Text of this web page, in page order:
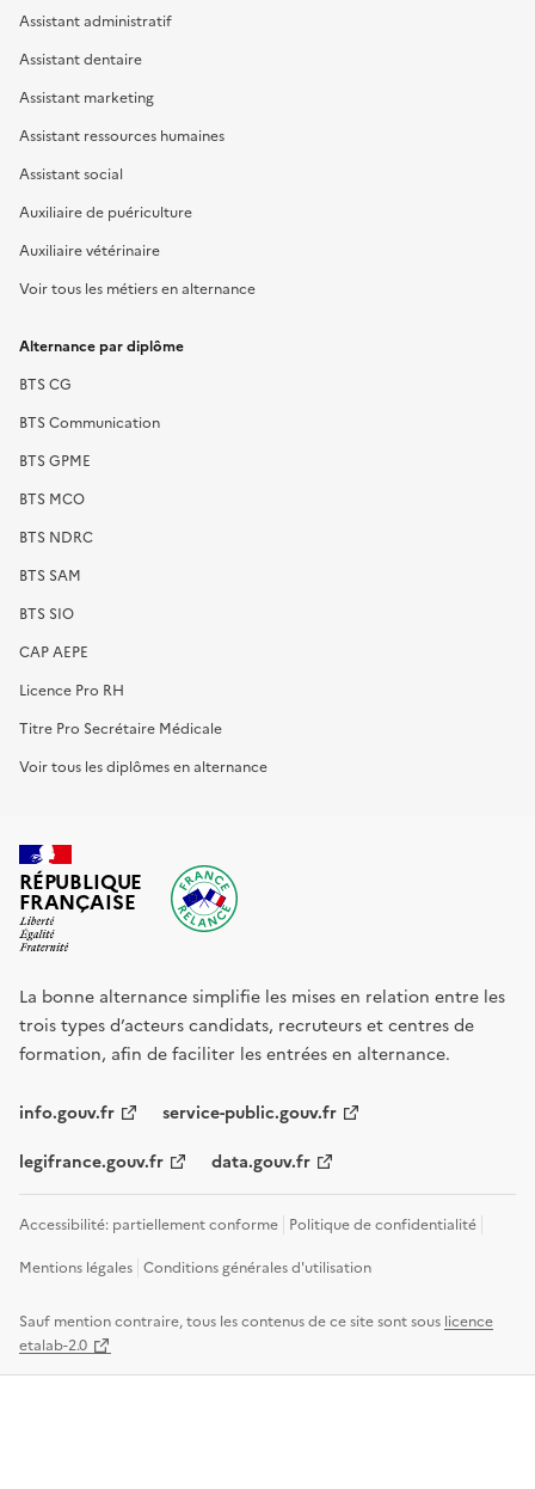
Assistant administratif
Assistant dentaire
Assistant marketing
Assistant ressources humaines
Assistant social
Auxiliaire de puériculture
Auxiliaire vétérinaire
Voir tous les métiers en alternance
Alternance par diplôme
BTS CG
BTS Communication
BTS GPME
BTS MCO
BTS NDRC
BTS SAM
BTS SIO
CAP AEPE
Licence Pro RH
Titre Pro Secrétaire Médicale
Voir tous les diplômes en alternance
RÉPUBLIQUE
FRANÇAISE
La bonne alternance simplifie les mises en relation entre les
trois types d’acteurs candidats, recruteurs et centres de
formation, afin de faciliter les entrées en alternance.
info.gouv.fr service-public.gouv.fr
legifrance.gouv.fr data.gouv.fr
Accessibilité: partiellement conforme Politique de confidentialité
Mentions légales Conditions générales d'utilisation
Sauf mention contraire, tous les contenus de ce site sont sous licence
etalab-2.0